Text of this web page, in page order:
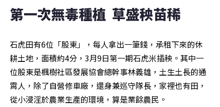
第一次無毒種植  草盛秧苗稀
石虎田有6位「股東」，每人拿出一筆錢，承租下來的休
耕土地，面積約4分，3月9日第一期石虎米插秧。其中一
位股東是楓樹社區發展協會總幹事林義雄，土生土長的通
霄人，除了自營修車廠，還身兼巡守隊長，家裡也有田，
從小浸淫於農業生產的環境，算是業餘農民。